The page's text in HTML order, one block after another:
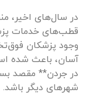
در سال‌های اخیر،
قطب‌های خدمات
وجود پزشکان
آسان، باعث شده
در جردن** مقصد
شهرهای دیگر باشد.